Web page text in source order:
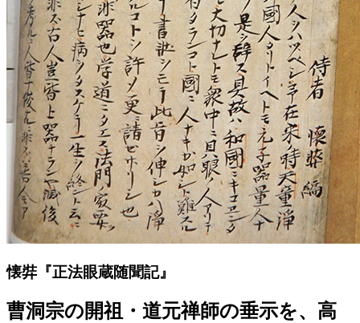
懐弉『正法眼蔵随聞記』
曹洞宗の開祖・道元禅師の垂示を、高